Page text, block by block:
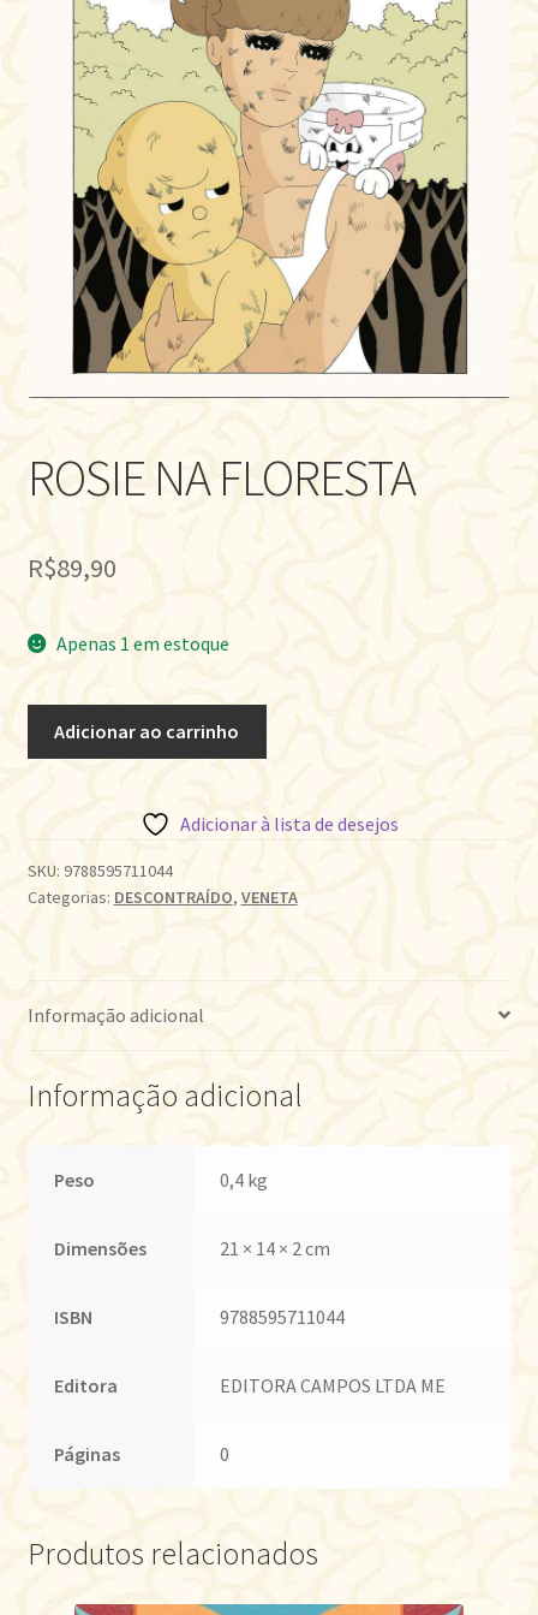
ROSIE NA FLORESTA
R$89,90
Apenas 1 em estoque
Adicionar ao carrinho
Adicionar à lista de desejos
SKU: 9788595711044
Categorias: DESCONTRAÍDO, VENETA
Informação adicional
Informação adicional
Peso 0,4 kg
Dimensões 21 × 14 × 2 cm
ISBN 9788595711044
Editora EDITORA CAMPOS LTDA ME
Páginas 0
Produtos relacionados